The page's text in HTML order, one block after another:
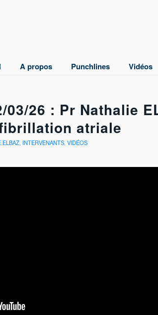
A propos Punchlines Vidéos
03/26 : Pr Nathalie
atriale
ELBAZ INTERVENANTS VIDÉOS